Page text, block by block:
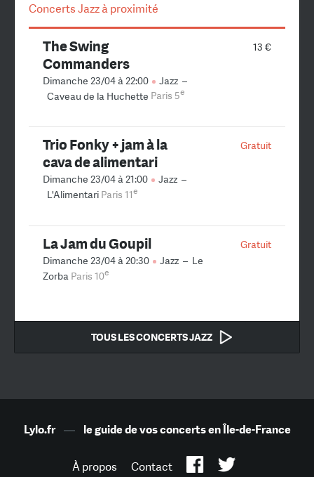
Concerts Jazz à proximité
13 €
The Swing
Commanders
Dimanche 23/04 à 22:00 Jazz –
Caveau de la Huchette Paris 5e
Gratuit
Trio Fonky + jam à la
cava de alimentari
Dimanche 23/04 à 21:00 Jazz –
L'Alimentari Paris 11e
Gratuit
La Jam du Goupil
Dimanche 23/04 à 20:30 Jazz – Le
Zorba Paris 10e
TOUS LES CONCERTS JAZZ
Lylo.fr— le guide de vos concerts en Île-de-France
À propos Contact